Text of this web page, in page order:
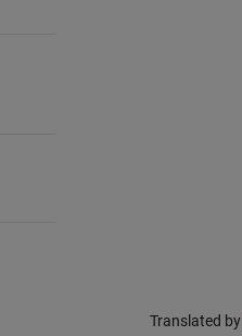
Translated by